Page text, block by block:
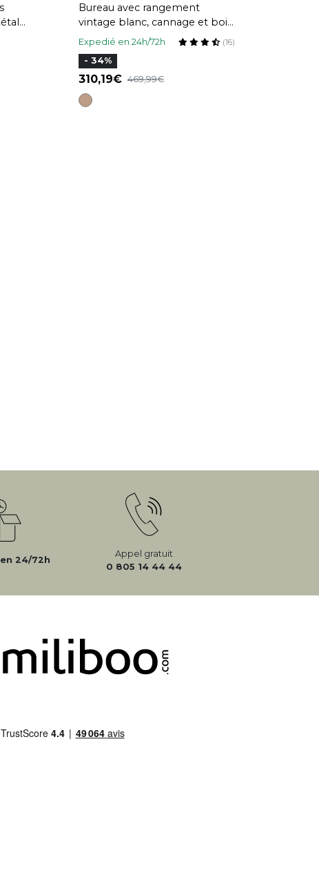
Bureau avec rangement
vintage blanc, cannage et bois
clair L120 cm OLYMPE
Expedié en 24h/72h (16)
- 34%
310,19 469,99
en 24/72h
Appel gratuit
0 805 14 44 44